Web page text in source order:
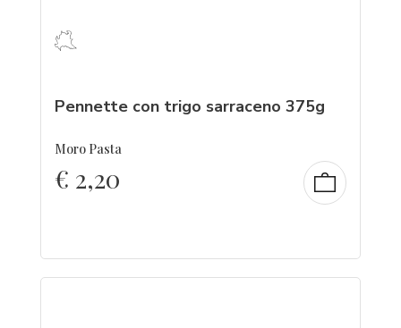
Pennette con trigo sarraceno 375g
Moro Pasta
€ 2,20